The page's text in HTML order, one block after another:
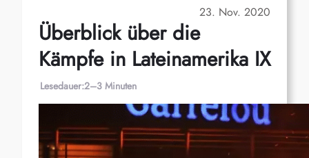
23. Nov. 2020
Überblick über die
Kämpfe in Lateinamerika IX
Lesedauer:2–3 Minuten